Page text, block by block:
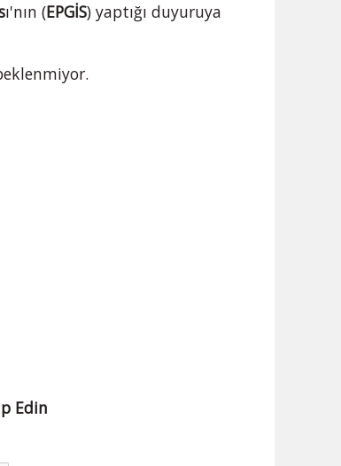
ı'nın (EPGİS) yaptığı duyuruya
Edin